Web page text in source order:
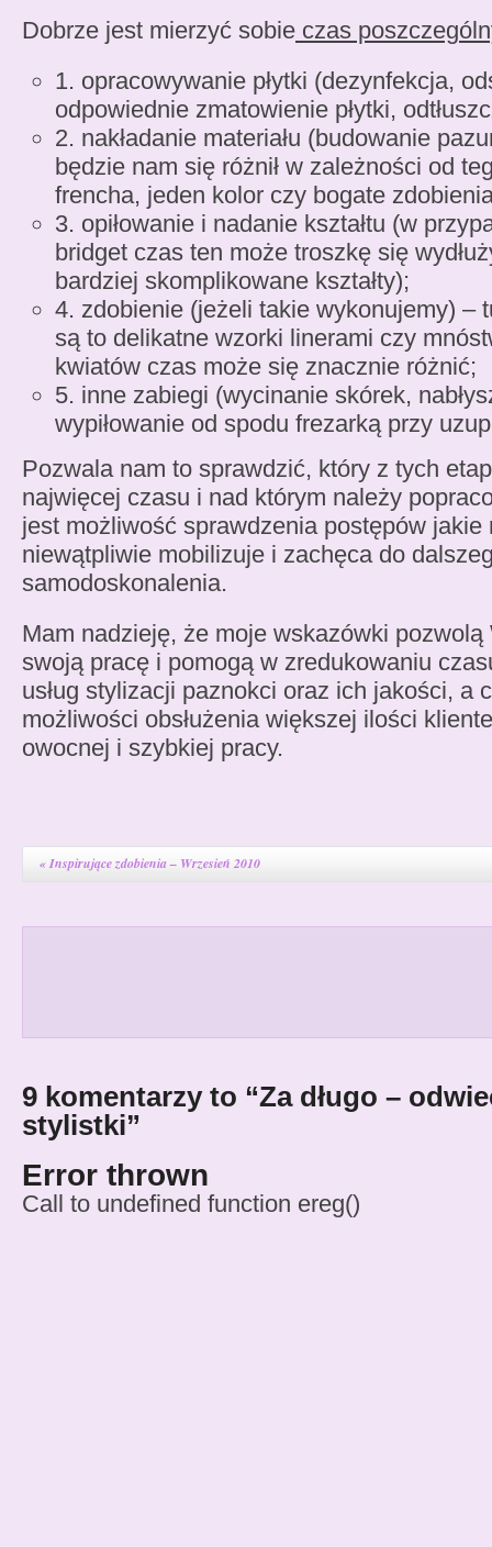
Dobrze jest mierzyć sobie czas
1. opracowywanie płytki (dezynfekcja,
odpowiednie zmatowienie płytki,
2. nakładanie materiału (budowanie
będzie nam się różnił w zależności od
frencha, jeden kolor czy bogate
3. opiłowanie i nadanie kształtu (w
bridget czas ten może troszkę się
bardziej skomplikowane kształty);
4. zdobienie (jeżeli takie wykonujemy) –
są to delikatne wzorki linerami czy
kwiatów czas może się znacznie różnić;
5. inne zabiegi (wycinanie skórek,
wypiłowanie od spodu frezarką przy
Pozwala nam to sprawdzić, który z tych
najwięcej czasu i nad którym należy
jest możliwość sprawdzenia postępów jakie
niewątpliwie mobilizuje i zachęca do
samodoskonalenia.
Mam nadzieję, że moje wskazówki
swoją pracę i pomogą w zredukowaniu
usług stylizacji paznokci oraz ich jakości, a
możliwości obsłużenia większej ilości
owocnej i szybkiej pracy.
«Inspirujące zdobienia – Wrzesień 2010
9 komentarzy to “Za długo –
stylistki”
Error thrown
Call to undefined function ereg()